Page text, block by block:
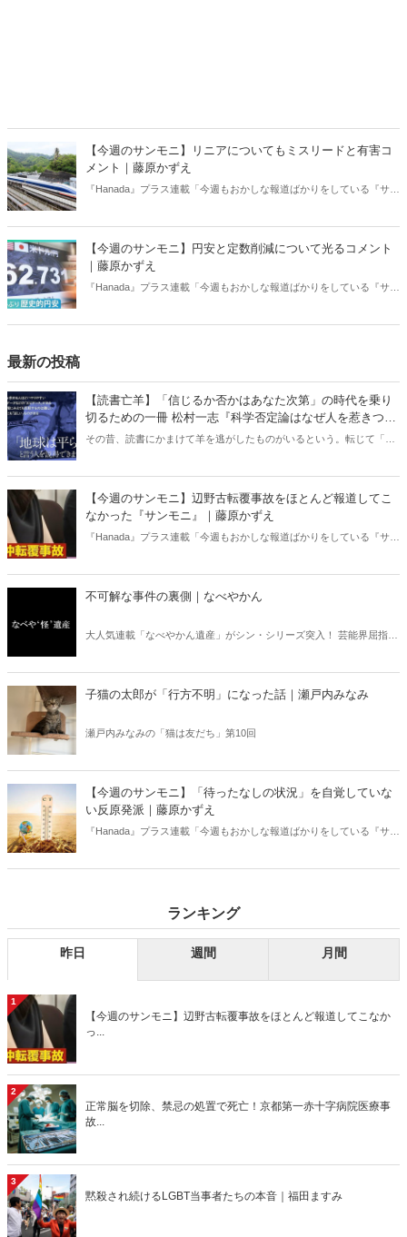
【今週のサンモニ】リニアについてもミスリードと有害コ
メント｜藤原かずえ
『Hanada』プラス連載「今週もおかしな報道ばかりをしている『サン
【今週のサンモニ】円安と定数削減について光るコメント
｜藤原かずえ
『Hanada』プラス連載「今週もおかしな報道ばかりをしている『サン
最新の投稿
【読書亡羊】「信じるか否かはあなた次第」の時代を乗り
切るための一冊 松村一志『科学否定論はなぜ人を惹きつけ
るのか』（ちくま新書）｜梶原麻衣子
その昔、読書にかまけて羊を逃がしたものがいるという。転じて「読
ある。元月刊『Hanada』編集部員のライター・梶原がお送りする時事
書評！
【今週のサンモニ】辺野古転覆事故をほとんど報道してこ
なかった『サンモニ』｜藤原かずえ
『Hanada』プラス連載「今週もおかしな報道ばかりをしている『サン
不可解な事件の裏側｜なべやかん
大人気連載「なべやかん遺産」がシン・シリーズ突入！ 芸能界屈指の
信じるか信じないかは、あなた次第！ 芸能ニュース
子猫の太郎が「行方不明」になった話｜瀬戸内みなみ
瀬戸内みなみの「猫は友だち」第10回
【今週のサンモニ】「待ったなしの状況」を自覚していな
い反原発派｜藤原かずえ
『Hanada』プラス連載「今週もおかしな報道ばかりをしている『サン
ランキング
昨日 週間 月間
1
【今週のサンモニ】辺野古転覆事故をほとんど報道してこなか
っ...
2
正常脳を切除、禁忌の処置で死亡！京都第一赤十字病院医療事
故...
3
黙殺され続けるLGBT当事者たちの本音｜福田ますみ